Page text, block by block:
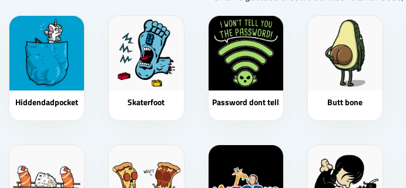
Hiddendadpocket Skaterfoot Password dont tell Butt bone